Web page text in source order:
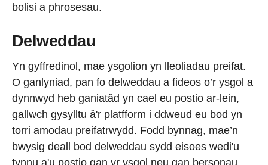
bolisi a phrosesau.
Delweddau
Yn gyffredinol, mae ysgolion yn lleoliadau preifat.
O ganlyniad, pan fo delweddau a fideos o’r ysgol a
dynnwyd heb ganiatâd yn cael eu postio ar-lein,
gallwch gysylltu â'r platfform i ddweud eu bod yn
torri amodau preifatrwydd. Fodd bynnag, mae’n
bwysig deall bod delweddau sydd eisoes wedi'u